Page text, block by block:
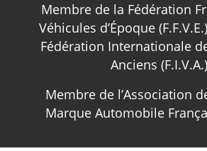
Membre de la Fédération
Véhicules d’Époque
Fédération Internationale
Anciens (F.I.V.A.)
Membre de l’Association
Marque Automobile